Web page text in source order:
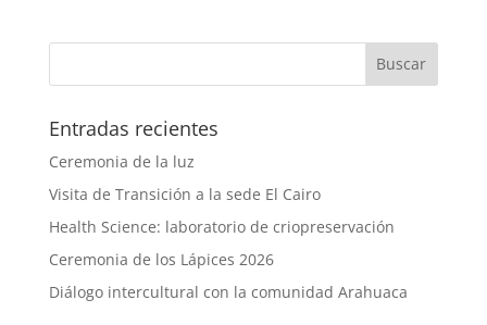
Entradas recientes
Ceremonia de la luz
Visita de Transición a la sede El Cairo
Health Science: laboratorio de criopreservación
Ceremonia de los Lápices 2026
Diálogo intercultural con la comunidad Arahuaca